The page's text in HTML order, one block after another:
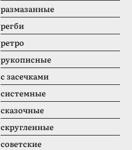
размазанные
регби
ретро
рукописные
с засечками
системные
сказочные
скругленные
советские